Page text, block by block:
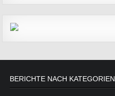
BERICHTE NACH KATEGORIEN